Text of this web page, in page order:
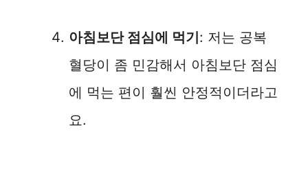
아침보단 점심에 먹기: 저는 공복
혈당이 좀 민감해서 아침보단 점심
에 먹는 편이 훨씬 안정적이더라고
요.